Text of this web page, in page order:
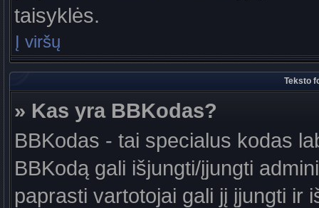
taisyklės.
Į viršų
Teksto
» Kas yra BBKodas?
BBKodas - tai specialus kodas
BBKodą gali išjungti/įjungti
paprasti vartotojai gali jį įjungti ir